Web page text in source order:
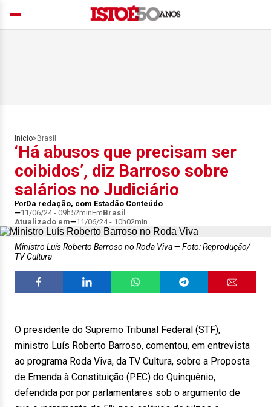
Início> Brasil
‘Há abusos que precisam ser
coibidos’, diz Barroso sobre
salários no Judiciário
PorDa redação, com Estadão Conteúdo
11/06/24 - 09h52minEmBrasil
Atualizado em
11/06/24 - 10h02min
Ministro Luís Roberto Barroso no Roda Viva
Foto: Reprodução/
TV Cultura
O presidente do Supremo Tribunal Federal (STF),
ministro Luís Roberto Barroso, comentou, em entrevista
ao programa Roda Viva, da TV Cultura, sobre a Proposta
de Emenda à Constituição (PEC) do Quinquênio,
defendida por por parlamentares sob o argumento de